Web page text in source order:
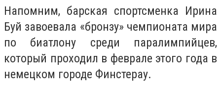
Напомним, барская спортсменка Ирина
Буй завоевала «бронзу» чемпионата мира
по биатлону среди паралимпийцев,
который проходил в феврале этого года в
немецком городе Финстерау.